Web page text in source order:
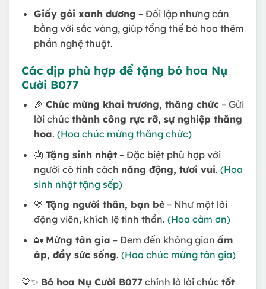
Giấy gói xanh dương – Đối lập nhưng cân
bằng với sắc vàng, giúp tổng thể bó hoa thêm
phần nghệ thuật.
Các dịp phù hợp để tặng bó hoa Nụ
Cười B077
🎉 Chúc mừng khai trương, thăng chức– Gửi
lời chúc thành công rực rỡ, sự nghiệp thăng
hoa. (Hoa chúc mừng thăng chức)
🎂 Tặng sinh nhật– Đặc biệt phù hợp với
người có tính cách năng động, tươi vui. (Hoa
sinh nhật tặng sếp)
💛 Tặng người thân, bạn bè– Như một lời
động viên, khích lệ tinh thần. (Hoa cảm ơn)
🏡 Mừng tân gia – Đem đến không gian ấm
áp, đầy sức sống. (Hoa chúc mừng tân gia)
💙✨ Bó hoa Nụ Cười B077 chính là lời chúc tốt